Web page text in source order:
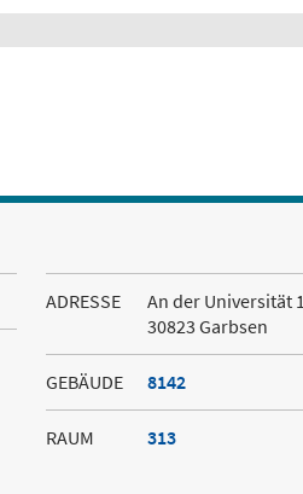
ADRESSE
An der Universität 1
30823 Garbsen
GEBÄUDE 8142
RAUM 313